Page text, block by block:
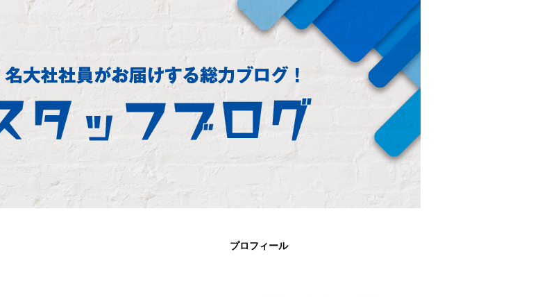
プロフィール